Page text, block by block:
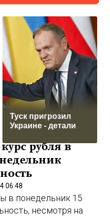
Туск пригрозил
Украине - детали
рубля в
06:48
в понедельник 15
несмотря на